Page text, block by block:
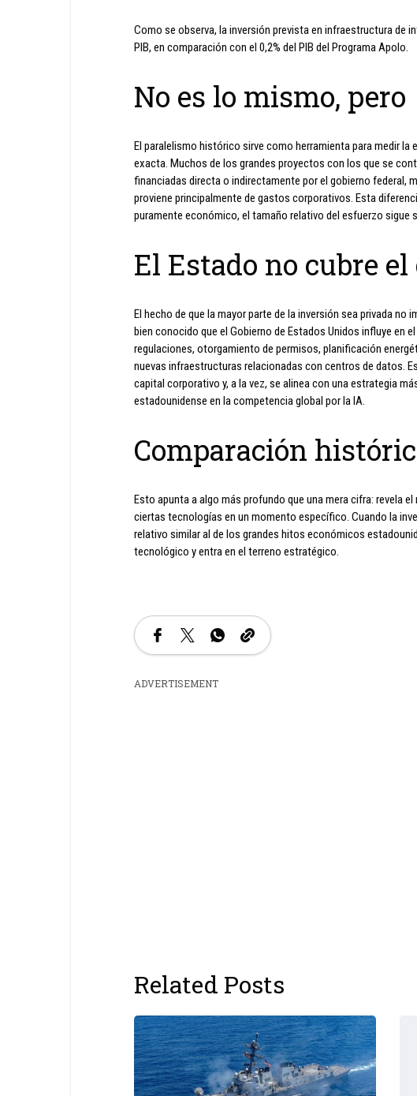
Como se observa, la inversión prevista en infraestructura de
PIB, en comparación con el 0,2% del PIB del Programa Apolo.
No es lo mismo, pero
El paralelismo histórico sirve como herramienta para medir
exacta. Muchos de los grandes proyectos con los que se
financiadas directa o indirectamente por el gobierno federal,
proviene principalmente de gastos corporativos. Esta
puramente económico, el tamaño relativo del esfuerzo sigue
El Estado no cubre
El hecho de que la mayor parte de la inversión sea privada no
bien conocido que el Gobierno de Estados Unidos influye en
regulaciones, otorgamiento de permisos, planificación
nuevas infraestructuras relacionadas con centros de datos.
capital corporativo y, a la vez, se alinea con una estrategia
estadounidense en la competencia global por la IA.
Comparación
Esto apunta a algo más profundo que una mera cifra: revela
ciertas tecnologías en un momento específico. Cuando la
relativo similar al de los grandes hitos económicos
tecnológico y entra en el terreno estratégico.
ADVERTISEMENT
Related Posts